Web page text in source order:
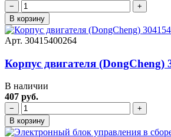
−
+
В корзину
Арт. 30415400264
Корпус двигателя (DongCheng)
В наличии
407 руб.
−
+
В корзину